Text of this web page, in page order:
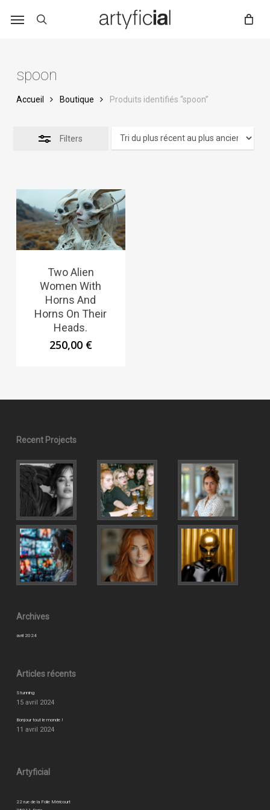
spoon
Accueil Boutique Produits identifiés “spoon”
Filters
Two Alien
Women With
Horns And
Horns On Their
Heads.
250,00 €
Recent Projects
Archives
avril 2024
Articles récents
Stunning
15 avril 2024
Bonjour tout le monde !
11 avril 2024
Artyficial
22 rue de la Folie Méricourt